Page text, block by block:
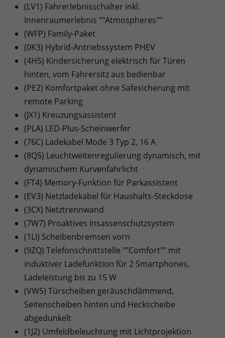
(LV1) Fahrerlebnisschalter inkl.
Innenraumerlebnis ""Atmospheres""
(WFP) Family-Paket
(0K3) Hybrid-Antriebssystem PHEV
(4H5) Kindersicherung elektrisch für Türen
hinten, vom Fahrersitz aus bedienbar
(PE2) Komfortpaket ohne Safesicherung mit
remote Parking
(JX1) Kreuzungsassistent
(PLA) LED-Plus-Scheinwerfer
(76C) Ladekabel Mode 3 Typ 2, 16 A
(8Q5) Leuchtweitenregulierung dynamisch, mit
dynamischem Kurvenfahrlicht
(FT4) Memory-Funktion für Parkassistent
(EV3) Netzladekabel für Haushalts-Steckdose
(3CX) Netztrennwand
(7W7) Proaktives Insassenschutzsystem
(1LI) Scheibenbremsen vorn
(9ZQ) Telefonschnittstelle ""Comfort"" mit
induktiver Ladefunktion für 2 Smartphones,
Ladeleistung bis zu 15 W
(VW5) Türscheiben geräuschdämmend,
Seitenscheiben hinten und Heckscheibe
abgedunkelt
(1J2) Umfeldbeleuchtung mit Lichtprojektion